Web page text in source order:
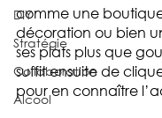
DIY
Stratégie
Collaboration
Alcool
comme une
décoration ou bien
ses plats plus que
suffit ensuite de
pour en connaître